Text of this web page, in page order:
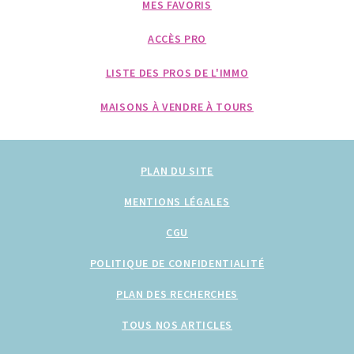
MES FAVORIS
ACCÈS PRO
LISTE DES PROS DE L'IMMO
MAISONS À VENDRE À TOURS
PLAN DU SITE
MENTIONS LÉGALES
CGU
POLITIQUE DE CONFIDENTIALITÉ
PLAN DES RECHERCHES
TOUS NOS ARTICLES